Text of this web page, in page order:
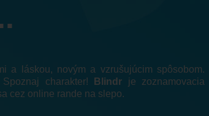
a láskou, novým a vzrušujúcim spôsobom.
charakter!
Blindr je zoznamovacia
cez online rande na slepo.